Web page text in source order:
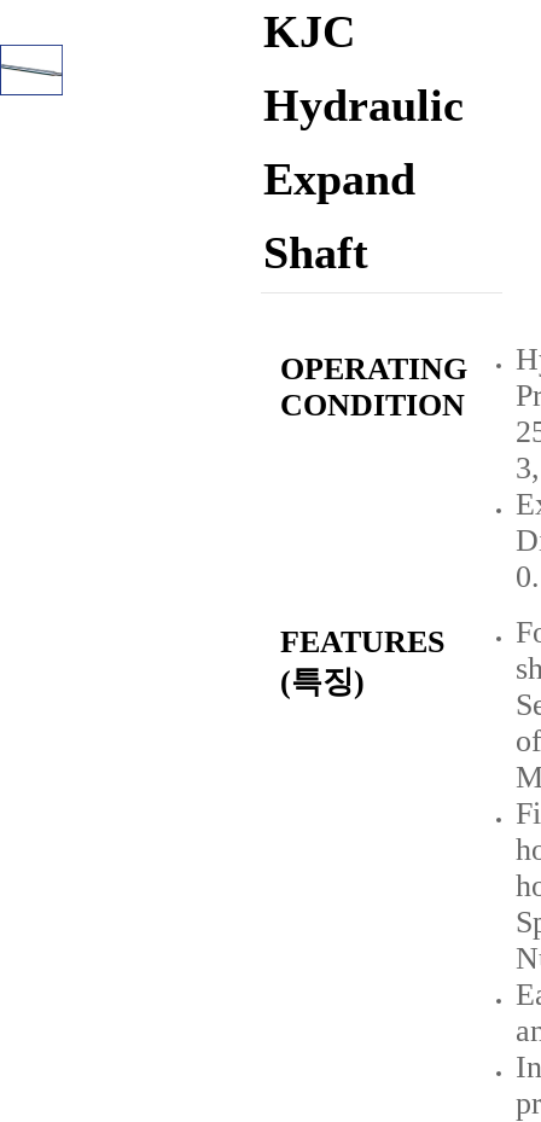
KJC
Hydraulic
Expand
Shaft
OPERATING
CONDITION
FEATURES
(특징)